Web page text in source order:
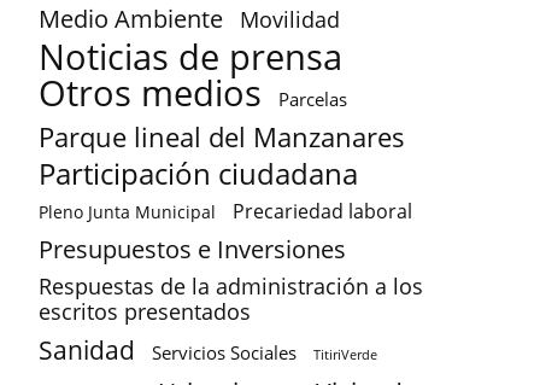
Medio Ambiente Movilidad
Noticias de prensa
Otros medios Parcelas
Parque lineal del Manzanares
Participación ciudadana
Pleno Junta Municipal Precariedad laboral
Presupuestos e Inversiones
Respuestas de la administración a los
escritos presentados
Sanidad Servicios Sociales TitiriVerde